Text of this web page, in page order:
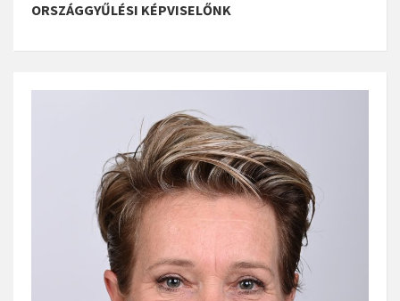
ORSZÁGGYŰLÉSI KÉPVISELŐNK